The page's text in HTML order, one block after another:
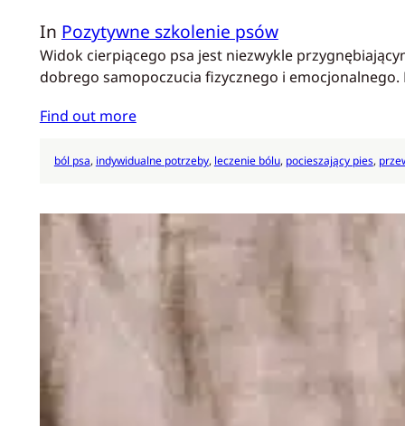
In Pozytywne szkolenie psów
Widok cierpiącego psa jest niezwykle
dobrego samopoczucia fizycznego i
Find out more
ból psa, indywidualne potrzeby, leczenie bólu, pocieszający pies,